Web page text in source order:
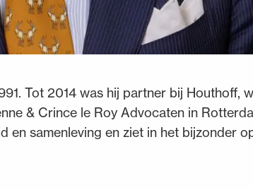
Tot 2014 was hij partner bij Houthoff,
& Crince le Roy Advocaten in
en samenleving en ziet in het bijzonder